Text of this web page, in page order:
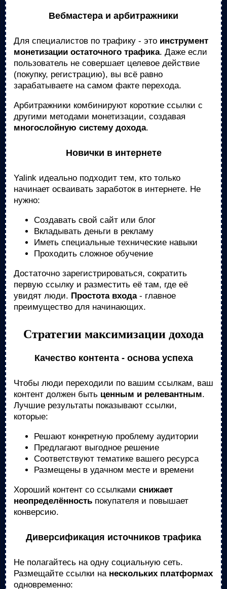
Вебмастера и арбитражники
Для специалистов по трафику - это инструмент
монетизации остаточного трафика. Даже если
пользователь не совершает целевое действие
(покупку, регистрацию), вы всё равно
зарабатываете на самом факте перехода.
Арбитражники комбинируют короткие ссылки с
другими методами монетизации, создавая
многослойную систему дохода.
Новички в интернете
Yalink идеально подходит тем, кто только
начинает осваивать заработок в интернете. Не
нужно:
Создавать свой сайт или блог
Вкладывать деньги в рекламу
Иметь специальные технические навыки
Проходить сложное обучение
Достаточно зарегистрироваться, сократить
первую ссылку и разместить её там, где её
увидят люди. Простота входа- главное
преимущество для начинающих.
Стратегии максимизации дохода
Качество контента - основа успеха
Чтобы люди переходили по вашим ссылкам, ваш
контент должен быть ценным и релевантным.
Лучшие результаты показывают ссылки,
которые:
Решают конкретную проблему аудитории
Предлагают выгодное решение
Соответствуют тематике вашего ресурса
Размещены в удачном месте и времени
Хороший контент со ссылками снижает
неопределённость покупателя и повышает
конверсию.
Диверсификация источников трафика
Не полагайтесь на одну социальную сеть.
Размещайте ссылки на нескольких платформах
одновременно: